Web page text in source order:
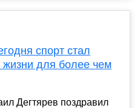
спорт стал
жизни для более чем
Дегтярев поздравил